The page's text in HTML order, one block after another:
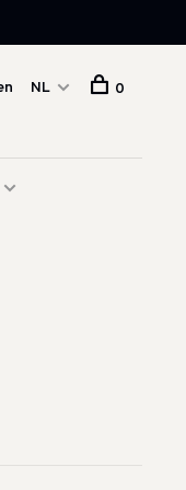
NL 0